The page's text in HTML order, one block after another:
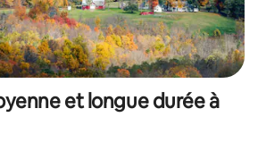
et longue durée à